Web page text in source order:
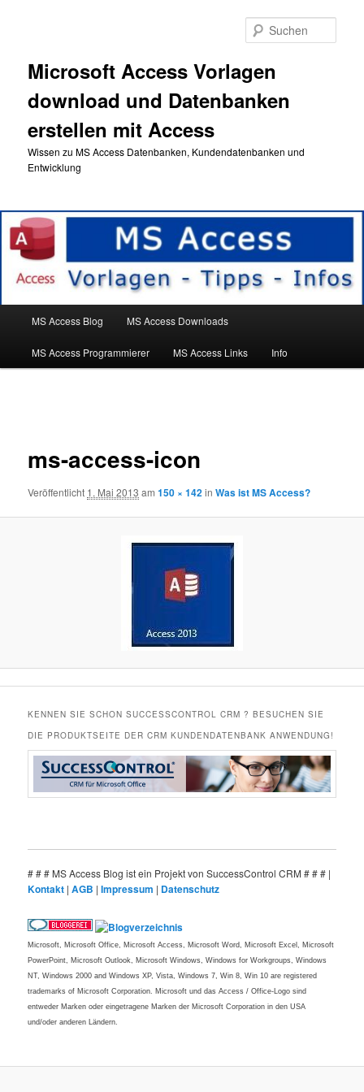
Microsoft Access Vorlagen
download und Datenbanken
erstellen mit Access
Wissen zu MS Access Datenbanken, Kundendatenbanken und
Entwicklung
MS Access Blog MS Access Downloads
MS Access Programmierer MS Access Links Info
ms-access-icon
Veröffentlicht 1. Mai 2013 am150 × 142inWas ist MS Access?
KENNEN SIE SCHON SUCCESSCONTROL CRM ? BESUCHEN SIE
DIE PRODUKTSEITE DER CRM KUNDENDATENBANK ANWENDUNG!
# # # MS Access Blog ist ein Projekt von SuccessControl CRM # # # |
Kontakt |AGB |Impressum | Datenschutz
Microsoft, Microsoft Office, Microsoft Access, Microsoft Word, Microsoft Excel, Microsoft
PowerPoint, Microsoft Outlook, Microsoft Windows, Windows for Workgroups, Windows
NT, Windows 2000 and Windows XP, Vista, Windows 7, Win 8, Win 10 are registered
trademarks of Microsoft Corporation. Microsoft und das Access / Office-Logo sind
entweder Marken oder eingetragene Marken der Microsoft Corporation in den USA
und/oder anderen Ländern.